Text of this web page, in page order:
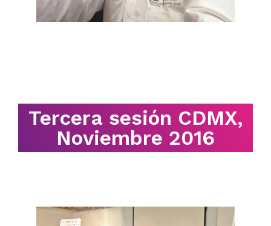
Tercera sesión CDMX,
Noviembre 2016